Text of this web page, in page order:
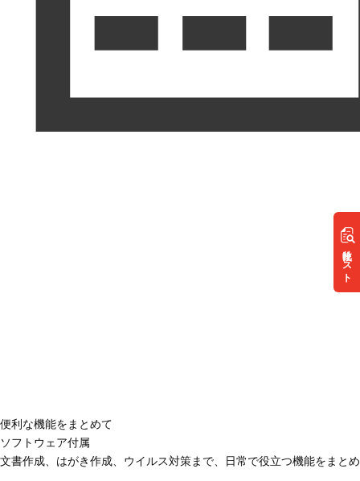
リスト
便利な機能をまとめて
ソフトウェア付属
文書作成、はがき作成、ウイルス対策まで、日常で役立つ機能をまと